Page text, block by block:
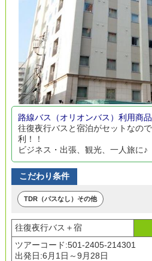
路線バス（オリオンバス）利用商品
往復夜行バスと宿泊がセットなの
利！！
ビジネス・出張、観光、一人旅に♪
こだわり条件
TDR（パスなし）その他
往復夜行バス＋宿
ツアーコード:501-2405-214301
出発日:6月1日～9月28日